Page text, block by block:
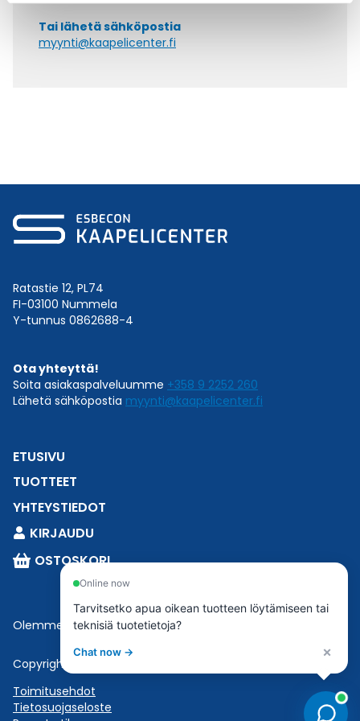
Tai lähetä sähköpostia
myynti@kaapelicenter.fi
Ratastie 12, PL74
FI-03100 Nummela
Y-tunnus 0862688-4
Ota yhteyttä!
Soita asiakaspalveluumme +358 9 2252 260
Lähetä sähköpostia myynti@kaapelicenter.fi
ETUSIVU
TUOTTEET
YHTEYSTIEDOT
KIRJAUDU
OSTOSKORI
Olemme osaEsbeconia.
Copyright © 2023 Esbecon | All Rights Reserved
Toimitusehdot
Tietosuojaseloste
Online now
Tarvitsetko apua oikean tuotteen löytämiseen tai
teknisiä tuotetietoja?
Chat now → ×